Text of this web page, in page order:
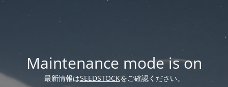
Maintenance mode is on
最新情報はSEEDSTOCKをご確認ください。